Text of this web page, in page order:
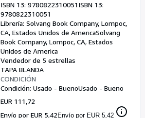
ISBN 13: 9780822310051ISBN 13:
9780822310051
Librería: Solvang Book Company, Lompoc,
CA, Estados Unidos de AmericaSolvang
Book Company, Lompoc, CA, Estados
Unidos de America
Vendedor de 5 estrellas
TAPA BLANDA
CONDICIÓN
Condición: Usado - BuenoUsado - Bueno
EUR 111,72
Envío por EUR 5,42Envío por EUR 5,42